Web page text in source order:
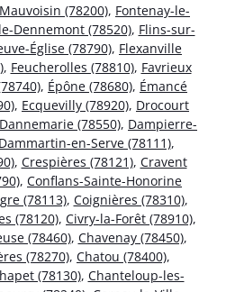
(78200), Fontenay-le-
Dennemont (78520), Flins-sur-
Église (78790), Flexanville
, Feucherolles (78810), Favrieux
, Épône (78680), Émancé
, Ecquevilly (78920), Drocourt
Dannemarie (78550), Dampierre-
Dammartin-en-Serve (78111),
, Crespières (78121), Cravent
, Conflans-Sainte-Honorine
(78113), Coignières (78310),
(78120), Civry-la-Forêt (78910),
(78460), Chavenay (78450),
(78270), Chatou (78400),
(78130), Chanteloup-les-